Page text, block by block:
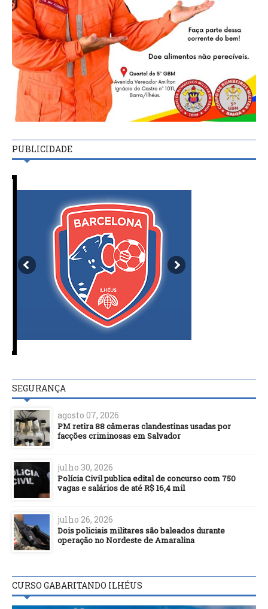
PUBLICIDADE
SEGURANÇA
agosto 07, 2026
PM retira 88 câmeras clandestinas usadas por
facções criminosas em Salvador
julho 30, 2026
Polícia Civil publica edital de concurso com 750
vagas e salários de até R$ 16,4 mil
julho 26, 2026
Dois policiais militares são baleados durante
operação no Nordeste de Amaralina
CURSO GABARITANDO ILHÉUS